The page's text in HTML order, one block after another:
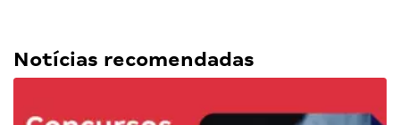
Notícias recomendadas